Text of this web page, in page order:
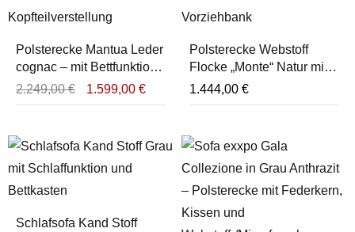
Polsterecke Mantua Leder
cognac – mit Bettfunktion,
Bettkasten &
Kopfteilverstellung
2.249,00€ 1.599,00 €
Polsterecke Webstoff
Flocke „Monte“ Natur mit
Federkern und
elektrischer Vorziehbank
1.444,00 €
Schlafsofa Kand Stoff